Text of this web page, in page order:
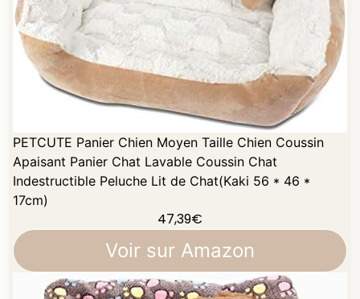
PETCUTE Panier Chien Moyen Taille Chien Coussin
Apaisant Panier Chat Lavable Coussin Chat
Indestructible Peluche Lit de Chat(Kaki 56 * 46 *
17cm)
47,39€
Voir sur Amazon